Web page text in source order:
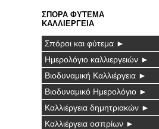
ΣΠΟΡΑ ΦΥΤΕΜΑ
ΚΑΛΛΙΕΡΓΕΙΑ
Σπόροι και φύτεμα ►
Ημερολόγιο καλλιεργειών ►
Βιοδυναμική Καλλιέργεια ►
Βιοδυναμικό Ημερολόγιο ►
Καλλιέργεια δημητριακών ►
Καλλιέργεια οσπρίων ►